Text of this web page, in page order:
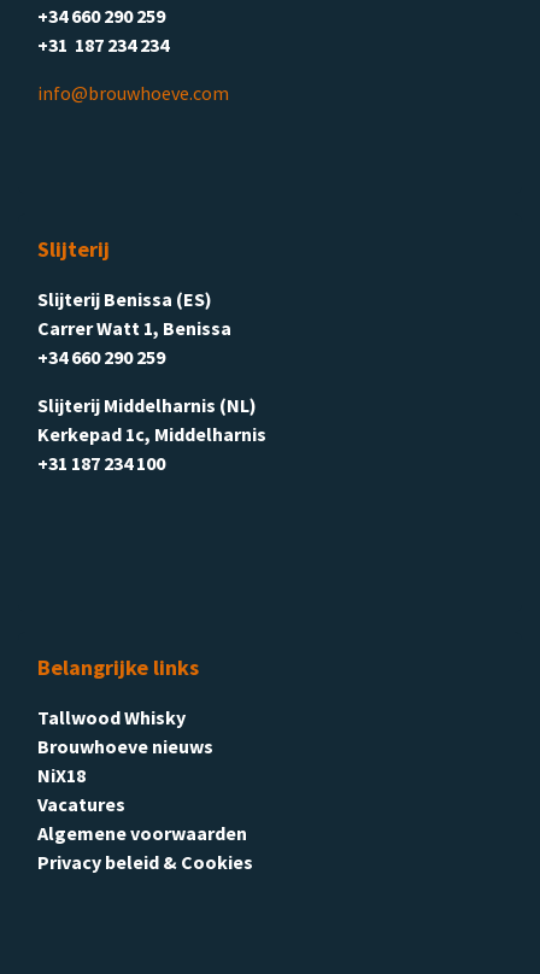
+34 660 290 259
+31 187 234 234
info@brouwhoeve.com
Slijterij
Slijterij Benissa (ES)
Carrer Watt 1, Benissa
+34 660 290 259
Slijterij Middelharnis (NL)
Kerkepad 1c, Middelharnis
+31 187 234 100
Belangrijke links
Tallwood Whisky
Brouwhoeve nieuws
NiX18
Vacatures
Algemene voorwaarden
Privacy beleid & Cookies